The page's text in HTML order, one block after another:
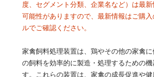
度、セグメント分類、企業名など）は最
可能性がありますので、最新情報はご購
ルでご確認ください。
家禽飼料処理装置は、鶏やその他の家禽
の飼料を効率的に製造・処理するための
す。これらの装置は、家禽の成長促進や